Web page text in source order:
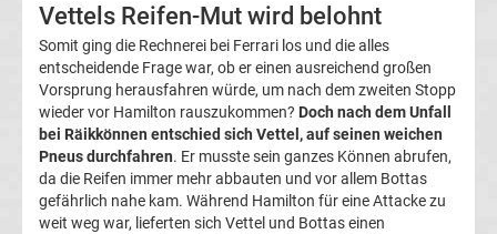
Conference
League
Tabelle
Vettels Reifen-Mut wird belohnt
Somit ging die Rechnerei bei Ferrari los und die alles
entscheidende Frage war, ob er einen ausreichend großen
Vorsprung herausfahren würde, um nach dem zweiten Stopp
wieder vor Hamilton rauszukommen? Doch nach dem Unfall
bei Räikkönnen entschied sich Vettel, auf seinen weichen
Pneus durchfahren. Er musste sein ganzes Können abrufen,
da die Reifen immer mehr abbauten und vor allem Bottas
gefährlich nahe kam. Während Hamilton für eine Attacke zu
weit weg war, lieferten sich Vettel und Bottas einen